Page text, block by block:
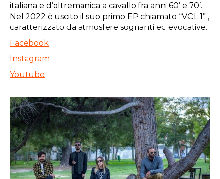
italiana e d’oltremanica a cavallo fra anni 60’ e 70’.
Nel 2022 è uscito il suo primo EP chiamato “VOL.1” ,
caratterizzato da atmosfere sognanti ed evocative.
Facebook
Instagram
Youtube